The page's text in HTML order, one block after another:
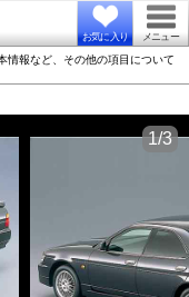
お気に入り メニュー
情報など、その他の項目について
1/3